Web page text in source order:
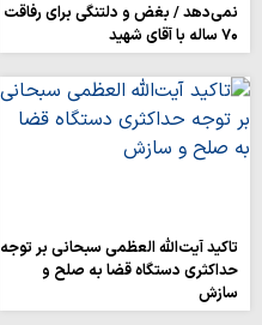
نمی‌دهد / بغض و دلتنگی برای رفاقت
۷۰ ساله با آقای شهید
تاکید آیت‌الله العظمی سبحانی بر توجه
حداکثری دستگاه قضا به صلح و
سازش